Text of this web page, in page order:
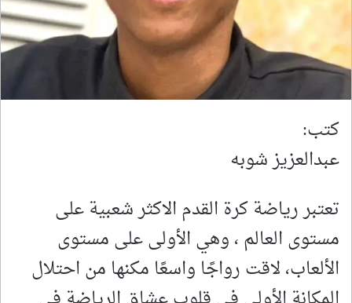
كتب:
عبدالعزيز شوبه
تعتبر رياضة كرة القدم الاكثر شعبية على
مستوى العالم ، وهي الأولى على مستوى
الألعاب، لاقت رواجًا واسعًا مكنها من احتلال